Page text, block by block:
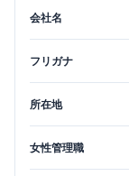
会社名
フリガナ
所在地
女性管理職